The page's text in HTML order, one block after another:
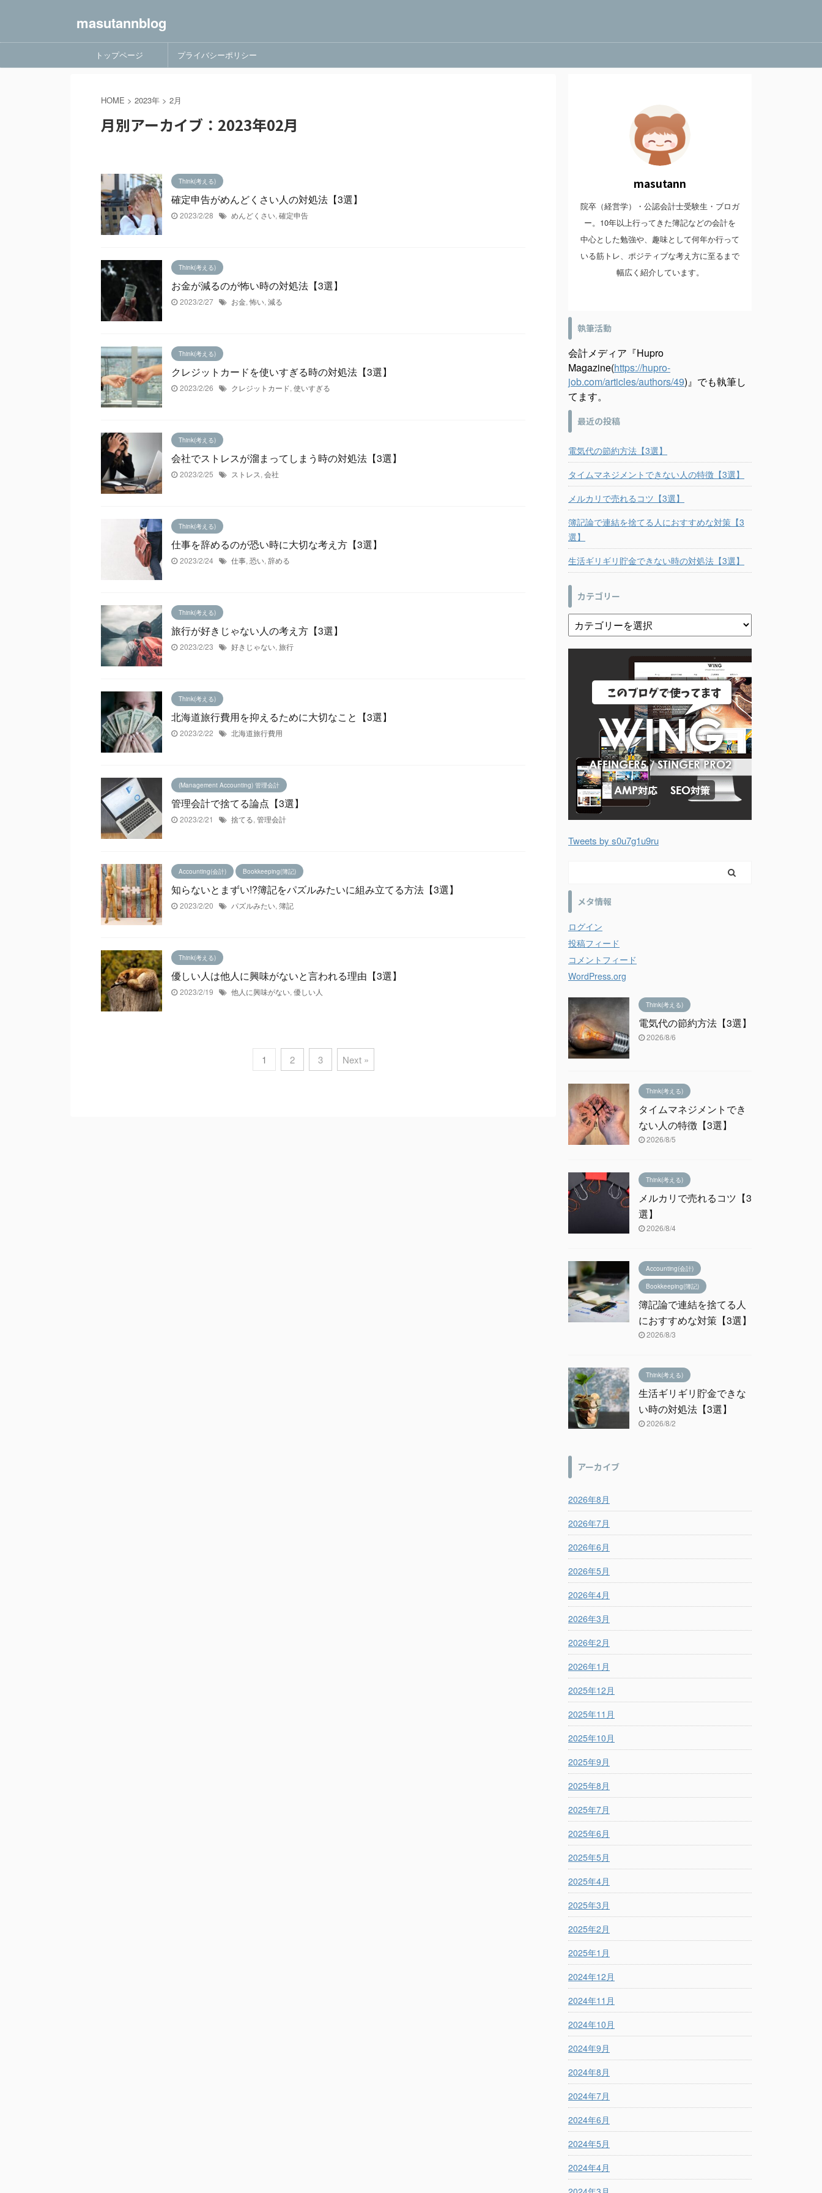
masutannblog
トップページ プライバシーポリシー
HOME > 2023年 > 2月
月別アーカイブ：2023年02月
Think(考える)
確定申告がめんどくさい人の対処法【3選】
2023/2/28 めんどくさい, 確定申告
Think(考える)
お金が減るのが怖い時の対処法【3選】
2023/2/27 お金, 怖い, 減る
Think(考える)
クレジットカードを使いすぎる時の対処法【3選】
2023/2/26 クレジットカード, 使いすぎる
Think(考える)
会社でストレスが溜まってしまう時の対処法【3選】
2023/2/25 ストレス, 会社
Think(考える)
仕事を辞めるのが恐い時に大切な考え方【3選】
2023/2/24 仕事, 恐い, 辞める
Think(考える)
旅行が好きじゃない人の考え方【3選】
2023/2/23 好きじゃない, 旅行
Think(考える)
北海道旅行費用を抑えるために大切なこと【3選】
2023/2/22 北海道旅行費用
(Management Accounting) 管理会計
管理会計で捨てる論点【3選】
2023/2/21 捨てる, 管理会計
Accounting(会計) Bookkeeping(簿記)
知らないとまずい!?簿記をパズルみたいに組み立てる方法【3選】
2023/2/20 パズルみたい, 簿記
Think(考える)
優しい人は他人に興味がないと言われる理由【3選】
2023/2/19 他人に興味がない, 優しい人
1 2 3 Next »
masutann
院卒（経営学）・公認会計士受験生・ブロガ
ー。10年以上行ってきた簿記などの会計を
中心とした勉強や、趣味として何年か行って
いる筋トレ、ポジティブな考え方に至るまで
幅広く紹介しています。
執筆活動
会計メディア『Hupro
Magazine(https://hupro-
job.com/articles/authors/49)』でも執筆し
てます。
最近の投稿
電気代の節約方法【3選】
タイムマネジメントできない人の特徴【3選】
メルカリで売れるコツ【3選】
簿記論で連結を捨てる人におすすめな対策【3
選】
生活ギリギリ貯金できない時の対処法【3選】
カテゴリー
Tweets by s0u7g1u9ru
メタ情報
ログイン
投稿フィード
コメントフィード
WordPress.org
Think(考える)
電気代の節約方法【3選】
2026/8/6
Think(考える)
タイムマネジメントでき
ない人の特徴【3選】
2026/8/5
Think(考える)
メルカリで売れるコツ【3
選】
2026/8/4
Accounting(会計)
Bookkeeping(簿記)
簿記論で連結を捨てる人
におすすめな対策【3選】
2026/8/3
Think(考える)
生活ギリギリ貯金できな
い時の対処法【3選】
2026/8/2
アーカイブ
2026年8月
2026年7月
2026年6月
2026年5月
2026年4月
2026年3月
2026年2月
2026年1月
2025年12月
2025年11月
2025年10月
2025年9月
2025年8月
2025年7月
2025年6月
2025年5月
2025年4月
2025年3月
2025年2月
2025年1月
2024年12月
2024年11月
2024年10月
2024年9月
2024年8月
2024年7月
2024年6月
2024年5月
2024年4月